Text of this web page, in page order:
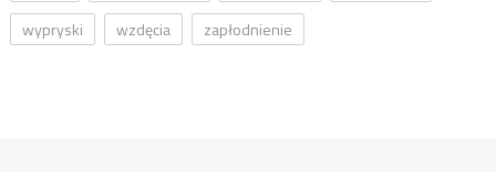
wypryski
wzdęcia zapłodnienie